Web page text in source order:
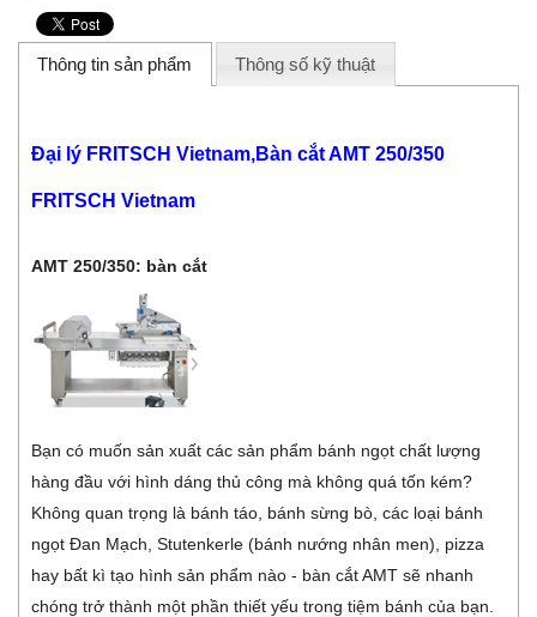
Thông tin sản phẩm Thông số kỹ thuật
Đại lý FRITSCH Vietnam,Bàn cắt AMT 250/350
FRITSCH Vietnam
AMT 250/350: bàn cắt
Bạn có muốn sản xuất các sản phẩm bánh ngọt chất lượng
hàng đầu với hình dáng thủ công mà không quá tốn kém?
Không quan trọng là bánh táo, bánh sừng bò, các loại bánh
ngọt Đan Mạch, Stutenkerle (bánh nướng nhân men), pizza
hay bất kì tạo hình sản phẩm nào - bàn cắt AMT sẽ nhanh
chóng trở thành một phần thiết yếu trong tiệm bánh của bạn.